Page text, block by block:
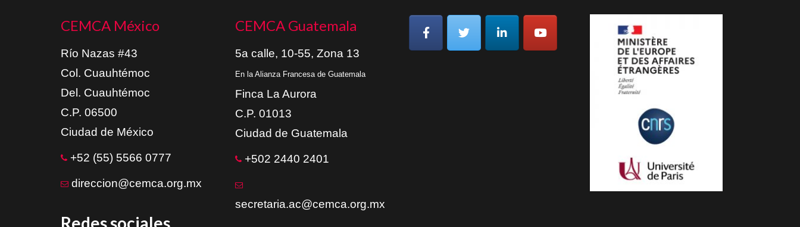
CEMCA México
Río Nazas #43
Col. Cuauhtémoc
Del. Cuauhtémoc
C.P. 06500
Ciudad de México
+52 (55) 5566 0777
direccion@cemca.org.mx
Redes sociales
CEMCA Guatemala
5a calle, 10-55, Zona 13
En la Alianza Francesa de Guatemala
Finca La Aurora
C.P. 01013
Ciudad de Guatemala
+502 2440 2401
secretaria.ac@cemca.org.mx